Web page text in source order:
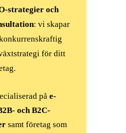
strategier och
: vi skapar
för ditt
på e-
och B2C-
samt företag som